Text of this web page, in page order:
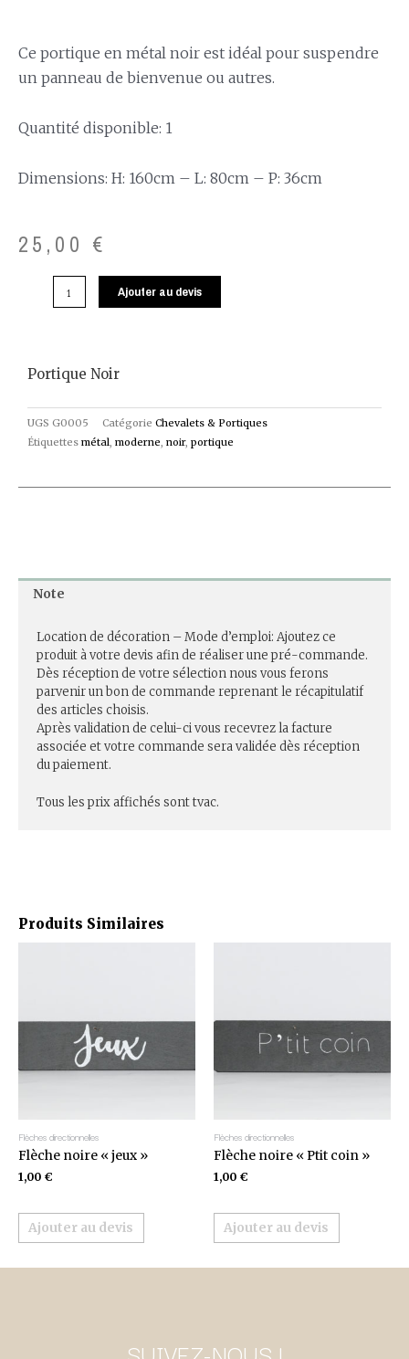
Ce portique en métal noir est idéal pour suspendre
un panneau de bienvenue ou autres.
Quantité disponible: 1
Dimensions: H: 160cm – L: 80cm – P: 36cm
25,00 €
Ajouter au devis
Produits Similaires
Flèches directionnelles
Flèche noire « jeux »
1,00 €
Ajouter au devis
Flèches directionnelles
Flèche noire « Ptit coin »
1,00 €
Ajouter au devis
Portique Noir
UGS G0005 Catégorie Chevalets & Portiques
Étiquettes métal, moderne, noir, portique
Note
Location de décoration – Mode d’emploi: Ajoutez ce
produit à votre devis afin de réaliser une pré-commande.
Dès réception de votre sélection nous vous ferons
parvenir un bon de commande reprenant le récapitulatif
des articles choisis.
Après validation de celui-ci vous recevrez la facture
associée et votre commande sera validée dès réception
du paiement.
Tous les prix affichés sont tvac.